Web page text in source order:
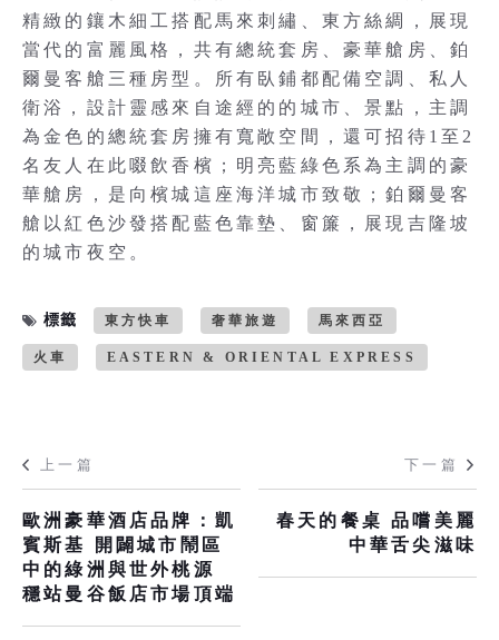
精緻的鑲木細工搭配馬來刺繡、東方絲綢，展現
當代的富麗風格，共有總統套房、豪華艙房、鉑
爾曼客艙三種房型。所有臥鋪都配備空調、私人
衛浴，設計靈感來自途經的的城市、景點，主調
為金色的總統套房擁有寬敞空間，還可招待1至2
名友人在此啜飲香檳；明亮藍綠色系為主調的豪
華艙房，是向檳城這座海洋城市致敬；鉑爾曼客
艙以紅色沙發搭配藍色靠墊、窗簾，展現吉隆坡
的城市夜空。
標籤 東方快車 奢華旅遊 馬來西亞
火車 EASTERN & ORIENTAL EXPRESS
上一篇
歐洲豪華酒店品牌：凱
賓斯基 開闢城市鬧區
中的綠洲與世外桃源
穩站曼谷飯店市場頂端
下一篇
春天的餐桌 品嚐美麗
中華舌尖滋味